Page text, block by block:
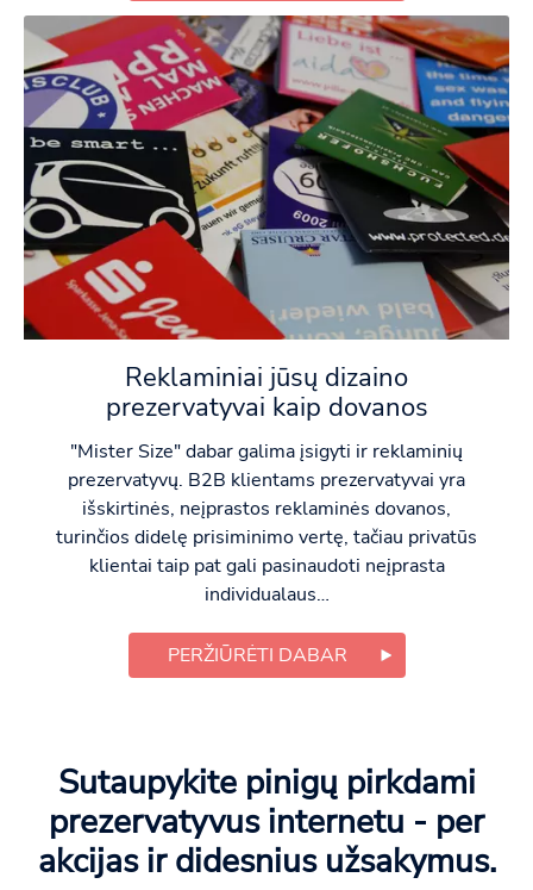
Reklaminiai jūsų dizaino
prezervatyvai kaip dovanos
"Mister Size" dabar galima įsigyti ir reklaminių
prezervatyvų. B2B klientams prezervatyvai yra
išskirtinės, neįprastos reklaminės dovanos,
turinčios didelę prisiminimo vertę, tačiau privatūs
klientai taip pat gali pasinaudoti neįprasta
individualaus…
PERŽIŪRĖTI DABAR
Sutaupykite pinigų pirkdami
prezervatyvus internetu - per
akcijas ir didesnius užsakymus.